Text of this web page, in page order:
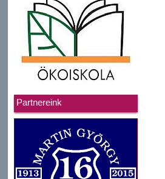
Partnereink